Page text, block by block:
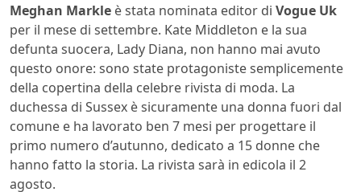
Meghan Markle è stata nominata editor di Vogue Uk
per il mese di settembre. Kate Middleton e la sua
defunta suocera, Lady Diana, non hanno mai avuto
questo onore: sono state protagoniste semplicemente
della copertina della celebre rivista di moda. La
duchessa di Sussex è sicuramente una donna fuori dal
comune e ha lavorato ben 7 mesi per progettare il
primo numero d’autunno, dedicato a 15 donne che
hanno fatto la storia. La rivista sarà in edicola il 2
agosto.